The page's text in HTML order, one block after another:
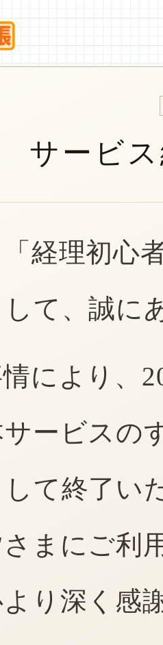
サービ
経理初心
て、誠に
により、
ービスの
て終了い
まにご利
り深く感